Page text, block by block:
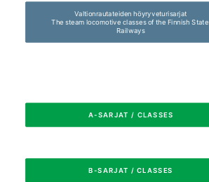
Valtionrautateiden höyryveturisarjat
The steam locomotive classes of the Finnish State
Railways
A-SARJAT / CLASSES
B-SARJAT / CLASSES